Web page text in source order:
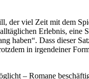
der viel Zeit mit dem
Erlebnis, eine
haben“. Dass dieser
in irgendeiner
– Romane